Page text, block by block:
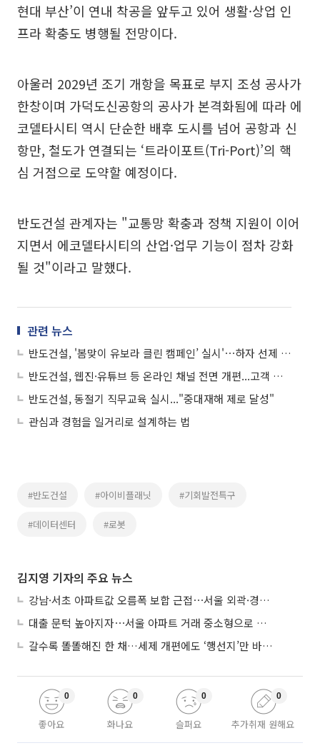
현대 부산’이 연내 착공을 앞두고 있어 생활·상업 인
프라 확충도 병행될 전망이다.
아울러 2029년 조기 개항을 목표로 부지 조성 공사가
한창이며 가덕도신공항의 공사가 본격화됨에 따라 에
코델타시티 역시 단순한 배후 도시를 넘어 공항과 신
항만, 철도가 연결되는 ‘트라이포트(Tri-Port)’의 핵
심 거점으로 도약할 예정이다.
반도건설 관계자는 "교통망 확충과 정책 지원이 이어
지면서 에코델타시티의 산업·업무 기능이 점차 강화
될 것"이라고 말했다.
관련 뉴스
반도건설, '봄맞이 유보라 클린 캠페인’ 실시'⋯하자 선제 대응 강화
반도건설, 웹진·유튜브 등 온라인 채널 전면 개편...고객 접점 확대
반도건설, 동절기 직무교육 실시..."중대재해 제로 달성"
관심과 경험을 일거리로 설계하는 법
#반도건설 #아이비플래닛 #기회발전특구
#데이터센터 #로봇
김지영 기자의 주요 뉴스
강남·서초 아파트값 오름폭 보합 근접⋯서울 외곽·경기 남부 중심 매수세
대출 문턱 높아지자⋯서울 아파트 거래 중소형으로 쏠렸다
갈수록 똘똘해진 한 채…세제 개편에도 ‘행선지’만 바뀐다
좋아요
0
화나요
0
슬퍼요
0
추가취재 원해요
0